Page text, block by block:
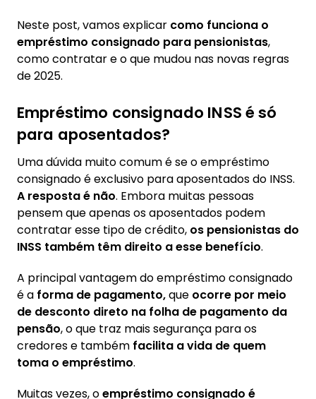
1.4. Contrate o seu crédito consignado
Neste post, vamos explicar como funciona o
empréstimo consignado para pensionistas,
como contratar e o que mudou nas novas regras
de 2025.
Empréstimo consignado INSS é só
para aposentados?
Uma dúvida muito comum é se o empréstimo
consignado é exclusivo para aposentados do INSS.
A resposta é não. Embora muitas pessoas
pensem que apenas os aposentados podem
contratar esse tipo de crédito, os pensionistas do
INSS também têm direito a esse benefício.
A principal vantagem do empréstimo consignado
é a forma de pagamento,que ocorre por meio
de desconto direto na folha de pagamento da
pensão, o que traz mais segurança para os
credores e também facilita a vida de quem
toma o empréstimo.
Muitas vezes, oempréstimo consignado é